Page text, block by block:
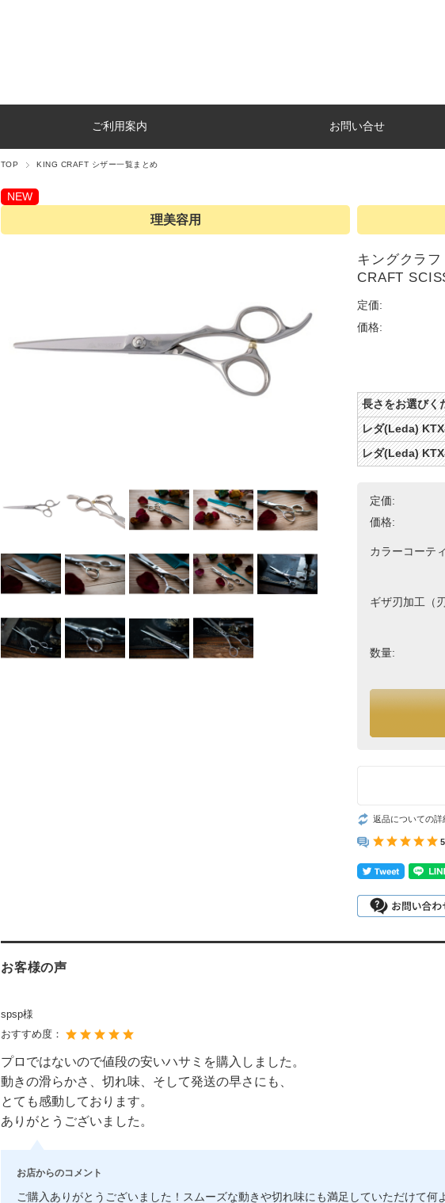
ご利用案内 お問い合せ
TOP KING CRAFT シザー一覧まとめ
NEW
理美容用
キングクラ
CRAFT
定価:
価格:
長さをお選び
レダ(Leda)
レダ(Leda)
定価:
価格:
カラーコーテ
ギザ刃加工（
数量:
返品についての詳
お客様の声
spsp様
おすすめ度：
プロではないので値段の安いハサミを購入しました。
動きの滑らかさ、切れ味、そして発送の早さにも、
とても感動しております。
ありがとうございました。
お店からのコメント
ご購入ありがとうございました！スムーズな動きや切れ味にも満足していただけて何